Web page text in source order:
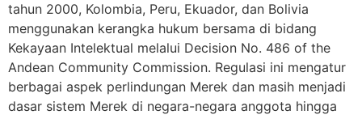
tahun 2000, Kolombia, Peru, Ekuador, dan Bolivia
menggunakan kerangka hukum bersama di bidang
Kekayaan Intelektual melalui Decision No. 486 of the
Andean Community Commission. Regulasi ini mengatur
berbagai aspek perlindungan Merek dan masih menjadi
dasar sistem Merek di negara-negara anggota hingga